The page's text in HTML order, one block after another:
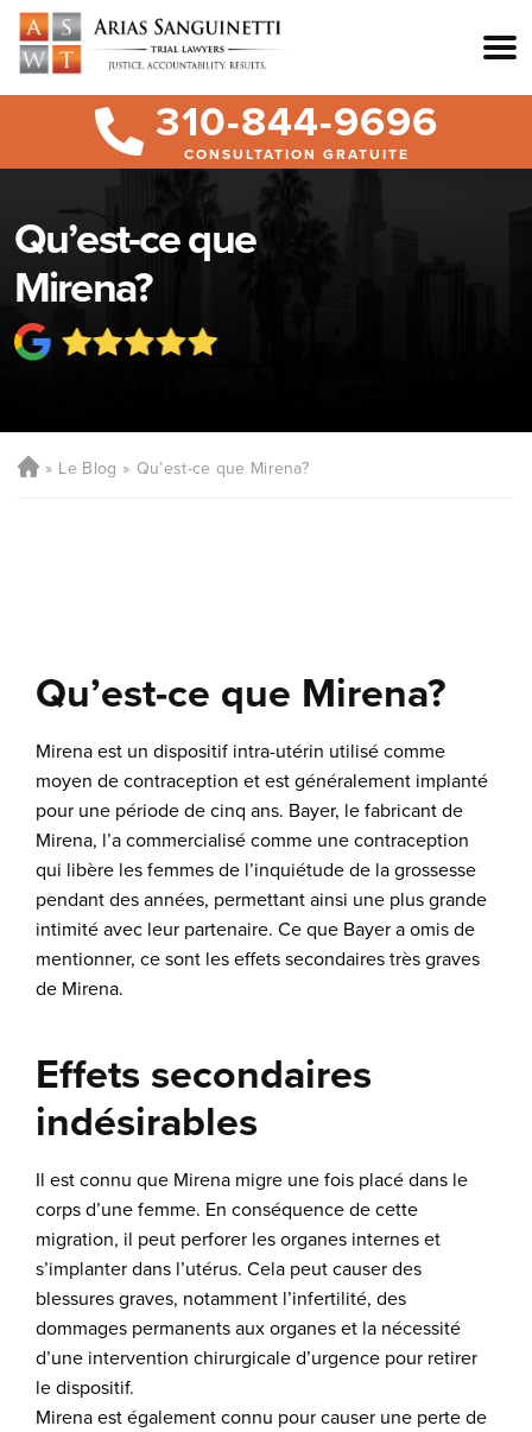
310-844-9696
CONSULTATION GRATUITE
Qu’est-ce que
Mirena?
Le Blog Qu’est-ce que Mirena?
Qu’est-ce que Mirena?
Mirena est un dispositif intra-utérin utilisé comme
moyen de contraception et est généralement implanté
pour une période de cinq ans. Bayer, le fabricant de
Mirena, l’a commercialisé comme une contraception
qui libère les femmes de l’inquiétude de la grossesse
pendant des années, permettant ainsi une plus grande
intimité avec leur partenaire. Ce que Bayer a omis de
mentionner, ce sont les effets secondaires très graves
de Mirena.
Effets secondaires
indésirables
Il est connu que Mirena migre une fois placé dans le
corps d’une femme. En conséquence de cette
migration, il peut perforer les organes internes et
s’implanter dans l’utérus. Cela peut causer des
blessures graves, notamment l’infertilité, des
dommages permanents aux organes et la nécessité
d’une intervention chirurgicale d’urgence pour retirer
le dispositif.
Mirena est également connu pour causer une perte de